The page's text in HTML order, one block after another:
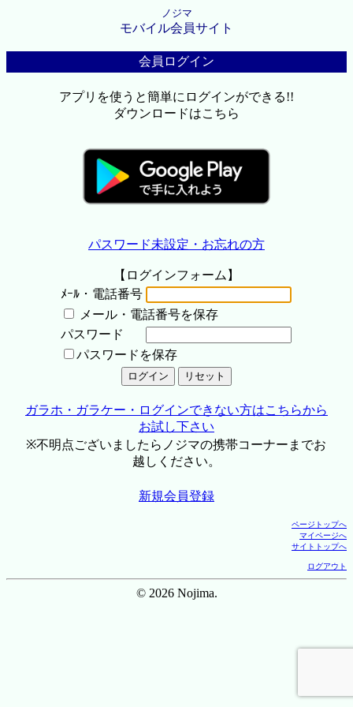
ノジマ
モバイル会員サイト
会員ログイン
アプリを使うと簡単にログインができる!!
ダウンロードはこちら
パスワード未設定・お忘れの方
【ログインフォーム】
ﾒｰﾙ・電話番号
メール・電話番号を保存
パスワード
パスワードを保存
ガラホ・ガラケー・ログインできない方はこちらから
お試し下さい
※不明点ございましたらノジマの携帯コーナーまでお
越しください。
新規会員登録
ページトップへ
マイページへ
サイトトップへ
ログアウト
© 2026 Nojima.